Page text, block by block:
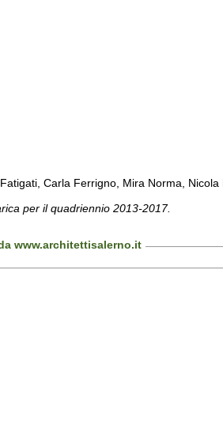
Carla Ferrigno, Mira Norma,
per il quadriennio 2013-2017.
www.architettisalerno.it